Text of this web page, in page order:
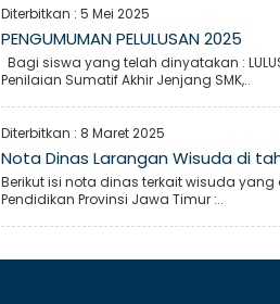
Diterbitkan :5 Mei 2025
PENGUMUMAN PELULUSAN 2025
Bagi siswa yang telah dinyatakan :
Penilaian Sumatif Akhir Jenjang SMK,..
Diterbitkan : 8 Maret 2025
Nota Dinas Larangan Wisuda di
Berikut isi nota dinas terkait wisuda yang
Pendidikan Provinsi Jawa Timur :..